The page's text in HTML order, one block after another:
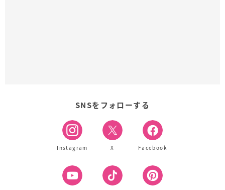
SNSをフォローする
Instagram X Facebook